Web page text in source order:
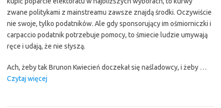
zwane politykami z mainstreamu zawsze znajdą środki. Oczywiście
nie swoje, tylko podatników. Ale gdy sponsorujący im ośmiorniczki i
carpaccio podatnik potrzebuje pomocy, to śmiecie ludzie umywają
ręce i udają, że nie słyszą.
Ach, żeby tak Brunon Kwiecień doczekał się naśladowcy, i żeby …
Czytaj więcej